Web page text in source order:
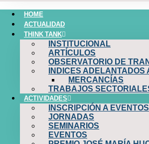
HOME
ACTUALIDAD
THINK TANK
INSTITUCIONAL
ARTÍCULOS
OBSERVATORIO DE
INDICES ADELANTADOS
MERCANCÍAS
TRABAJOS
ACTIVIDADES
INSCRIPCIÓN A EVENTOS
JORNADAS
SEMINARIOS
EVENTOS